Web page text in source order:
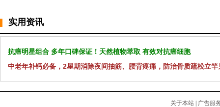
实用资讯
抗癌明星组合 多年口碑保证！天然植物萃取 有效对抗癌细胞
中老年补钙必备，2星期消除夜间抽筋、腰背疼痛，防治骨质疏松立竿
关于本站 | 广告服